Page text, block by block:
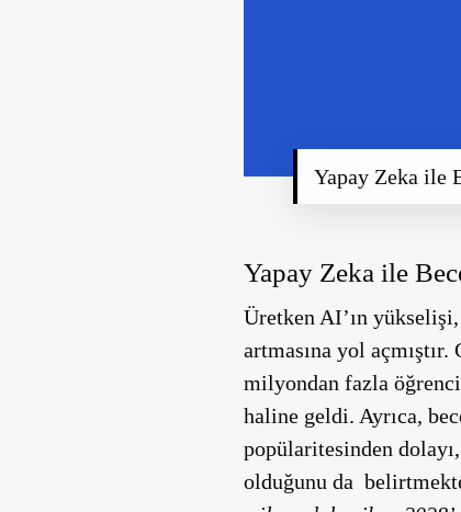
Yapay Zeka ile
Yapay Zeka ile
Üretken AI’ın
artmasına yol
milyondan fazla
haline geldi. Ayrıca,
popülaritesinden
olduğunu da